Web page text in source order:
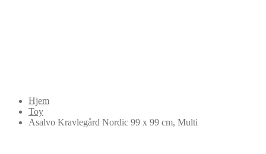
Hjem
Toy
Asalvo Kravlegård Nordic 99 x 99 cm, Multi